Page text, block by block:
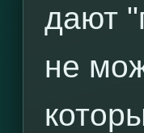
дают
не